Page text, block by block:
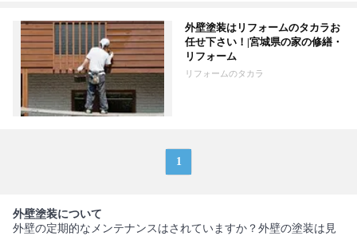
外壁塗装はリフォームのタカラお
任せ下さい！|宮城県の家の修繕・
リフォーム
リフォームのタカラ
1
外壁塗装について
外壁の定期的なメンテナンスはされていますか？外壁の塗装は見